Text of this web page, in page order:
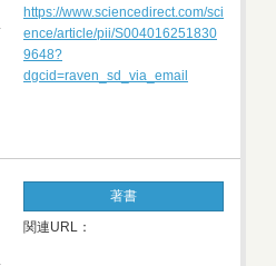
https://www.sciencedirect.com/sci
ence/article/pii/S004016251830
9648?
dgcid=raven_sd_via_email
著書
関連URL：